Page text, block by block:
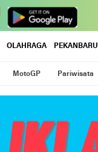
OLAHRAGA PEKANBARU
MotoGP Pariwisata